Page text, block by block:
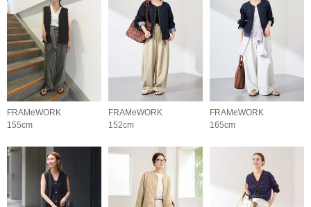
FRAMeWORK
155cm
FRAMeWORK
152cm
FRAMeWORK
165cm